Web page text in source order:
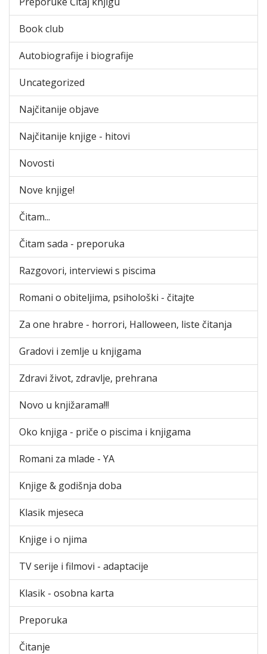
Book club
Autobiografije i biografije
Uncategorized
Najčitanije objave
Najčitanije knjige - hitovi
Novosti
Nove knjige!
Čitam...
Čitam sada - preporuka
Razgovori, interviewi s piscima
Romani o obiteljima, psihološki - čitajte
Za one hrabre - horrori, Halloween, liste čitanja
Gradovi i zemlje u knjigama
Zdravi život, zdravlje, prehrana
Novo u knjižarama!!!
Oko knjiga - priče o piscima i knjigama
Romani za mlade - YA
Knjige & godišnja doba
Klasik mjeseca
Knjige i o njima
TV serije i filmovi - adaptacije
Klasik - osobna karta
Preporuka
Čitanje